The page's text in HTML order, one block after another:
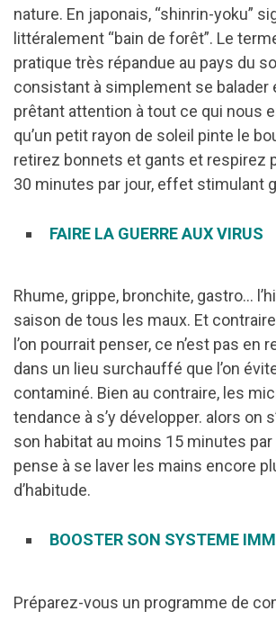
nature. En japonais, “shinrin-yoku”
littéralement “bain de forêt”. Le
pratique très répandue au pays du
consistant à simplement se balader
prêtant attention à tout ce qui nous
qu’un petit rayon de soleil pinte le
retirez bonnets et gants et respirez
30 minutes par jour, effet stimulant
FAIRE LA GUERRE AUX VIRUS
Rhume, grippe, bronchite, gastro…
saison de tous les maux. Et
l’on pourrait penser, ce n’est pas en
dans un lieu surchauffé que l’on
contaminé. Bien au contraire, les
tendance à s’y développer. alors on
son habitat au moins 15 minutes
pense à se laver les mains encore
d’habitude.
BOOSTER SON SYSTEME
Préparez-vous un programme de